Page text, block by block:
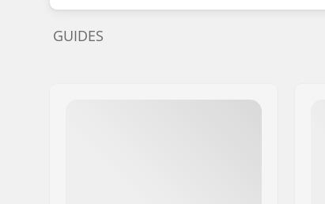
GUIDES